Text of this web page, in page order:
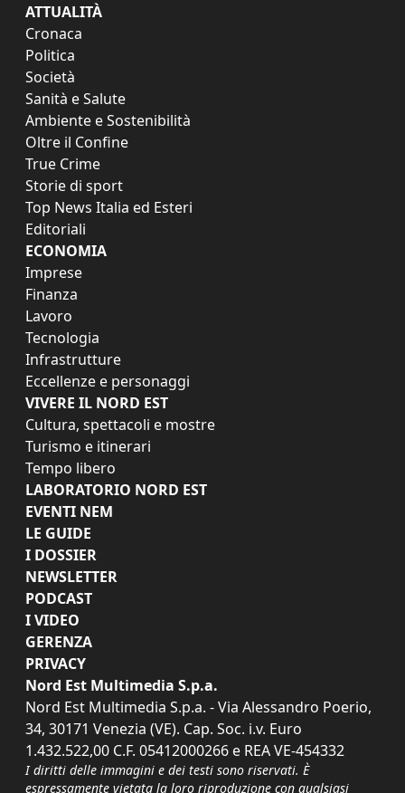
ATTUALITÀ
Cronaca
Politica
Società
Sanità e Salute
Ambiente e Sostenibilità
Oltre il Confine
True Crime
Storie di sport
Top News Italia ed Esteri
Editoriali
ECONOMIA
Imprese
Finanza
Lavoro
Tecnologia
Infrastrutture
Eccellenze e personaggi
VIVERE IL NORD EST
Cultura, spettacoli e mostre
Turismo e itinerari
Tempo libero
LABORATORIO NORD EST
EVENTI NEM
LE GUIDE
I DOSSIER
NEWSLETTER
PODCAST
I VIDEO
GERENZA
PRIVACY
Nord Est Multimedia S.p.a.
Nord Est Multimedia S.p.a. - Via Alessandro Poerio,
34, 30171 Venezia (VE). Cap. Soc. i.v. Euro
1.432.522,00 C.F. 05412000266 e REA VE-454332
I diritti delle immagini e dei testi sono riservati. È
espressamente vietata la loro riproduzione con qualsiasi